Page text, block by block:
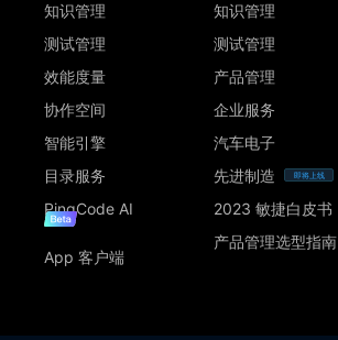
知识管理
测试管理
效能度量
协作空间
智能引擎
目录服务
PingCode AI
App 客户端
知识管理
测试管理
产品管理
企业服务
汽车电子
先进制造
即将上线
2023 敏捷白皮书
产品管理选型指南